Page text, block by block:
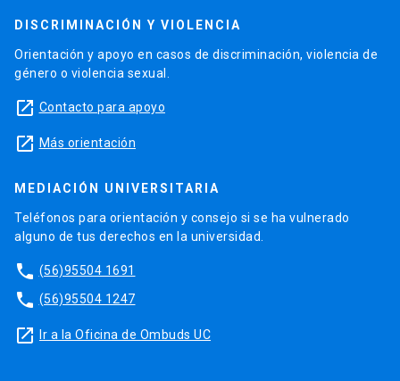
DISCRIMINACIÓN Y VIOLENCIA
Orientación y apoyo en casos de discriminación, violencia de
género o violencia sexual.
launch Contacto para apoyo
launch Más orientación
MEDIACIÓN UNIVERSITARIA
Teléfonos para orientación y consejo si se ha vulnerado
alguno de tus derechos en la universidad.
phone (56)95504 1691
phone (56)95504 1247
launch Ir a la Oficina de Ombuds UC